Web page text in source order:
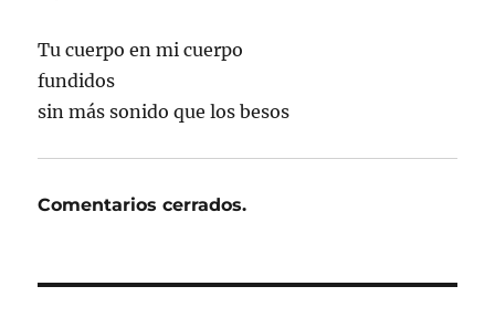
Tu cuerpo en mi cuerpo
fundidos
sin más sonido que los besos
Comentarios cerrados.